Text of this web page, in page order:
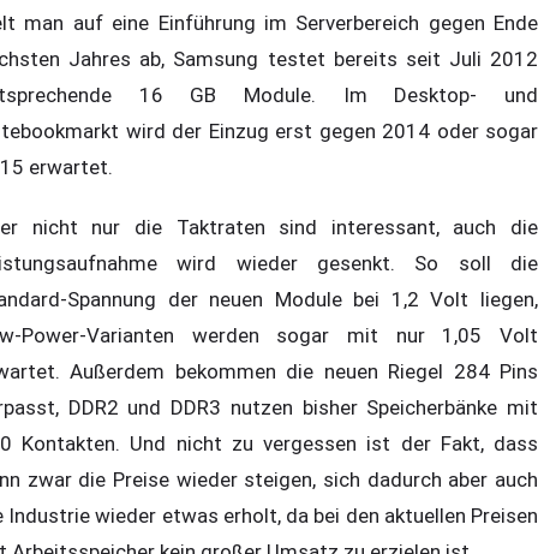
man auf eine Einführung im Serverbereich gegen Ende
Jahres ab, Samsung testet bereits seit Juli 2012
16 GB Module. Im Desktop- und
wird der Einzug erst gegen 2014 oder sogar
erwartet.
nicht nur die Taktraten sind interessant, auch die
wird wieder gesenkt. So soll die
Spannung der neuen Module bei 1,2 Volt liegen,
Power-Varianten werden sogar mit nur 1,05 Volt
Außerdem bekommen die neuen Riegel 284 Pins
DDR2 und DDR3 nutzen bisher Speicherbänke mit
Kontakten. Und nicht zu vergessen ist der Fakt, dass
zwar die Preise wieder steigen, sich dadurch aber auch
Industrie wieder etwas erholt, da bei den aktuellen Preisen